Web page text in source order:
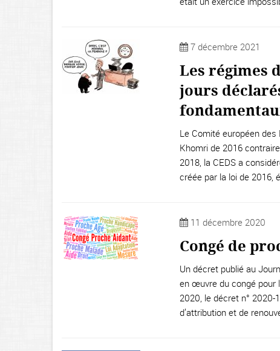
7 décembre 2021
Les régimes
jours
Le Comité européen
Khomri de 2016
2018, la CEDS a
créée par la loi de 2016,
11 décembre 2020
Congé de
Un décret publié au
en œuvre du congé pour
2020, le décret n° 2020-
d’attribution et de